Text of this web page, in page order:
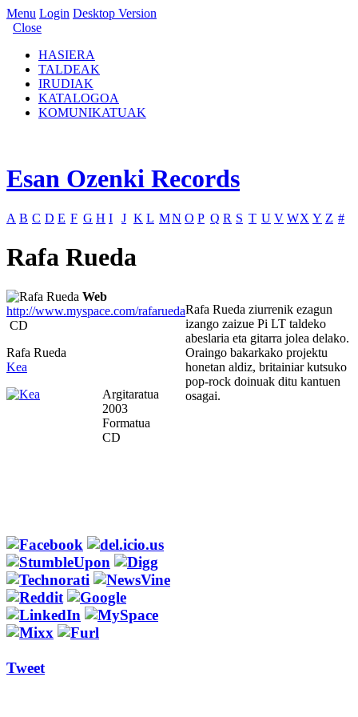
Menu Login Desktop Version
Close
HASIERA
TALDEAK
IRUDIAK
KATALOGOA
KOMUNIKATUAK
Esan Ozenki Records
A B C D E F G H I J K L MN O P Q R S T U V WX Y Z #
Rafa Rueda
Web
http://www.myspace.com/rafarueda
CD
Rafa Rueda
Kea
Argitaratua
2003
Formatua
CD
Tweet
Rafa Rueda ziurrenik ezagun
izango zaizue Pi LT taldeko
abeslaria eta gitarra jolea delako.
Oraingo bakarkako projektu
honetan aldiz, britainiar kutsuko
pop-rock doinuak ditu kantuen
osagai.